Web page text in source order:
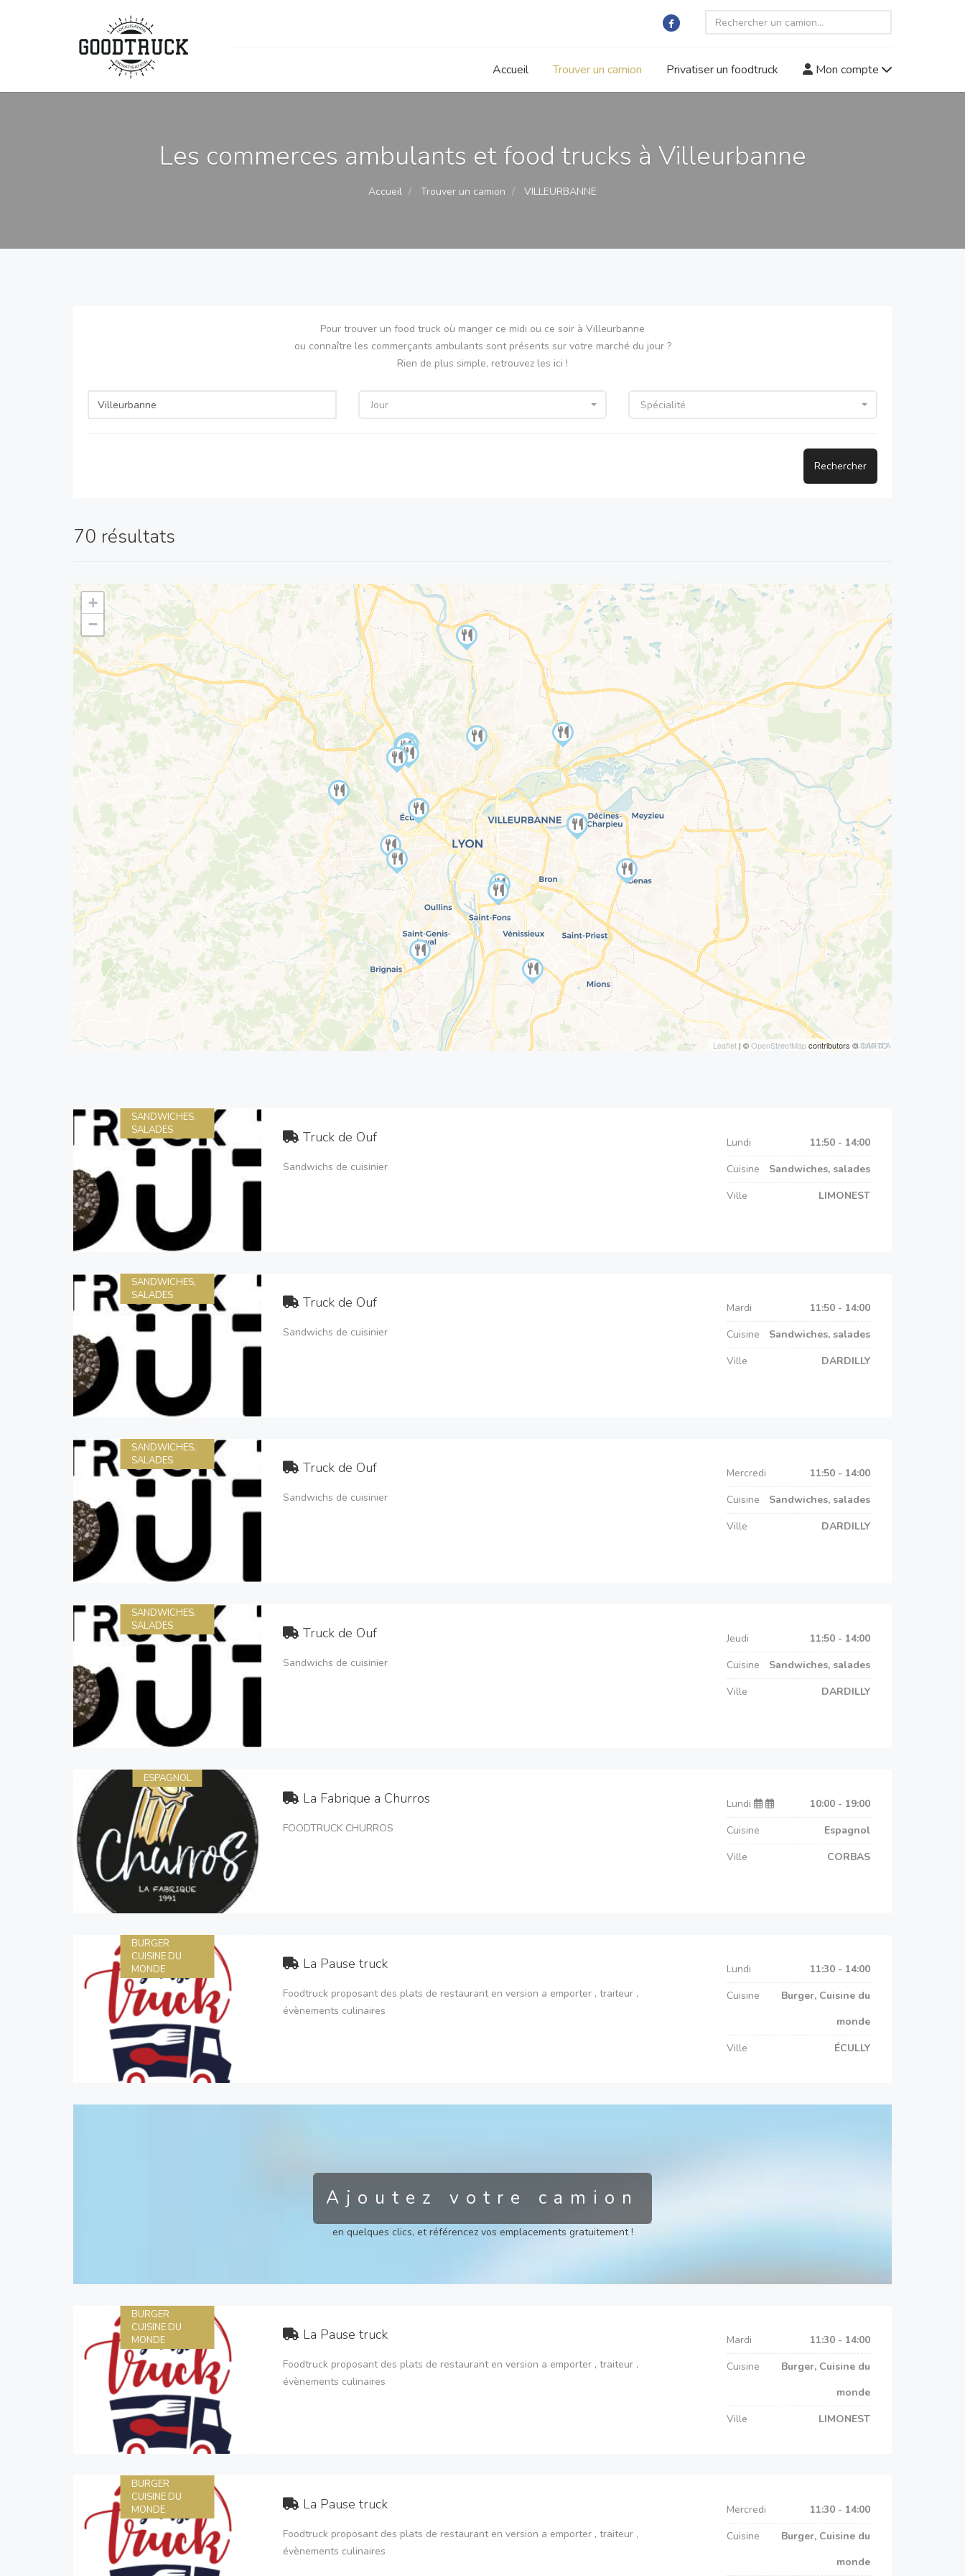
Accueil Trouver un camion Privatiser un foodtruck Mon compte
Les commerces ambulants et food trucks à Villeurbanne
Accueil Trouver un camion VILLEURBANNE
Pour trouver un food truck où manger ce midi ou ce soir à Villeurbanne
ou connaître les commerçants ambulants sont présents sur votre marché du jour ?
Rien de plus simple, retrouvez les ici !
Jour Spécialité
Rechercher
70 résultats
+
−
Leaflet | ©OpenStreetMapcontributors ©CARTO
SANDWICHES,
SALADES
Truck de Ouf
Sandwichs de cuisinier
Lundi
11:50 - 14:00
Cuisine
Sandwiches, salades
Ville
LIMONEST
SANDWICHES,
SALADES
Truck de Ouf
Sandwichs de cuisinier
Mardi
11:50 - 14:00
Cuisine
Sandwiches, salades
Ville
DARDILLY
SANDWICHES,
SALADES
Truck de Ouf
Sandwichs de cuisinier
Mercredi
11:50 - 14:00
Cuisine
Sandwiches, salades
Ville
DARDILLY
SANDWICHES,
SALADES
Truck de Ouf
Sandwichs de cuisinier
Jeudi
11:50 - 14:00
Cuisine
Sandwiches, salades
Ville
DARDILLY
ESPAGNOL
La Fabrique a Churros
FOODTRUCK CHURROS
Lundi
10:00 - 19:00
Cuisine
Espagnol
Ville
CORBAS
BURGER
CUISINE DU
MONDE
La Pause truck
Foodtruck proposant des plats de restaurant en version a emporter , traiteur ,
évènements culinaires
Lundi
11:30 - 14:00
Cuisine
Burger, Cuisine du
monde
Ville
ÉCULLY
Ajoutez votre camion
en quelques clics, et référencez vos emplacements gratuitement !
BURGER
CUISINE DU
MONDE
La Pause truck
Foodtruck proposant des plats de restaurant en version a emporter , traiteur ,
évènements culinaires
Mardi
11:30 - 14:00
Cuisine
Burger, Cuisine du
monde
Ville
LIMONEST
BURGER
CUISINE DU
MONDE
La Pause truck
Foodtruck proposant des plats de restaurant en version a emporter , traiteur ,
évènements culinaires
Mercredi
11:30 - 14:00
Cuisine
Burger, Cuisine du
monde